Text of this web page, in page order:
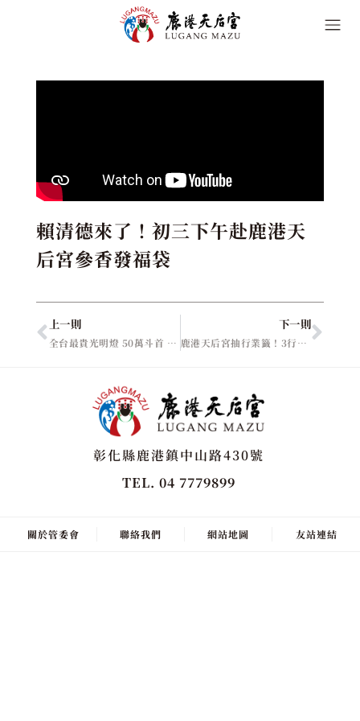
賴清德來了！初三下午赴鹿港天
后宮參香發福袋
上一則
全台最貴光明燈 50萬斗首 連8年她點走
下一則
鹿港天后宮抽行業籤！3行業旺 工業資訊需保守
彰化縣鹿港鎮中山路430號
TEL. 04 7779899
關於管委會 聯絡我們 網站地圖 友站連結